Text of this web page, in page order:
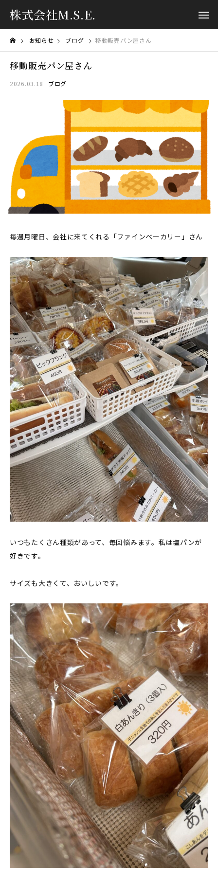
株式会社M.S.E.
お知らせ ブログ 移動販売パン屋さん
移動販売パン屋さん
2026.03.18 ブログ
毎週月曜日、会社に来てくれる「ファインベーカリー」さん
いつもたくさん種類があって、毎回悩みます。私は塩パンが
好きです。
サイズも大きくて、おいしいです。